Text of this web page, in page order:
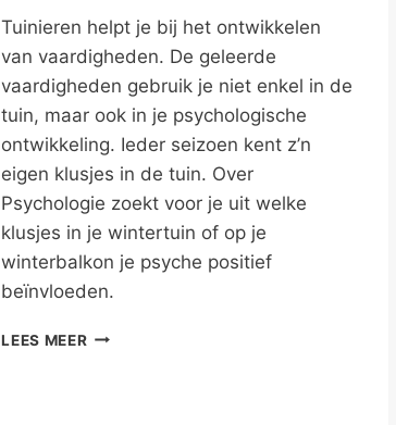
Tuinieren helpt je bij het ontwikkelen
van vaardigheden. De geleerde
vaardigheden gebruik je niet enkel in de
tuin, maar ook in je psychologische
ontwikkeling. Ieder seizoen kent z’n
eigen klusjes in de tuin. Over
Psychologie zoekt voor je uit welke
klusjes in je wintertuin of op je
winterbalkon je psyche positief
beïnvloeden.
LEES MEERAFBLIJVEN